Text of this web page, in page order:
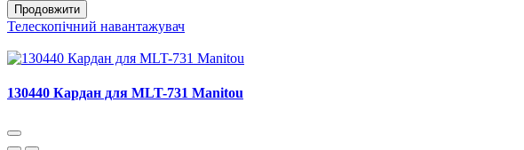
Продовжити
Телескопічний навантажувач
130440 Кардан для MLT-731 Manitou